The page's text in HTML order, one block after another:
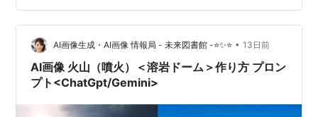
を捉え、リアルで迫力のあるAI画像を創り出すためのポ
イントと具体的なプロンプトをご紹介します。 火山噴
火… AI画像生成・AI画像 情報局 - 未来図書館 -⭐✨⭐ • 13日前
AI画像 火山（噴火）＜溶岩ドーム＞作り方 プロン
プト<ChatGpt/Gemini>